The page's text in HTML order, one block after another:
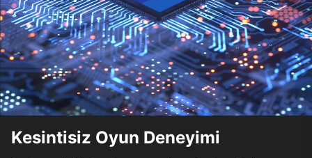
Kesintisiz Oyun Deneyimi